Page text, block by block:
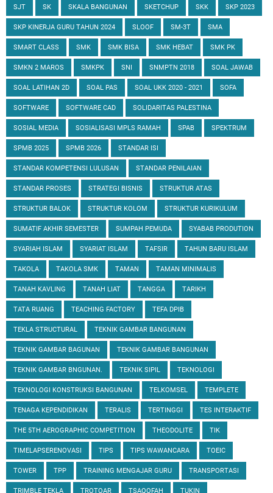
SJT SK SKALA BANGUNAN SKETCHUP SKK SKP 2023
SKP KINERJA GURU TAHUN 2024 SLOOF SM-3T SMA
SMART CLASS SMK SMK BISA SMK HEBAT SMK PK
SMKN 2 MAROS SMKPK SNI SNMPTN 2018 SOAL JAWAB
SOAL LATIHAN 2D SOAL PAS SOAL UKK 2020 - 2021 SOFA
SOFTWARE SOFTWARE CAD SOLIDARITAS PALESTINA
SOSIAL MEDIA SOSIALISASI MPLS RAMAH SPAB SPEKTRUM
SPMB 2025 SPMB 2026 STANDAR ISI
STANDAR KOMPETENSI LULUSAN STANDAR PENILAIAN
STANDAR PROSES STRATEGI BISNIS STRUKTUR ATAS
STRUKTUR BALOK STRUKTUR KOLOM STRUKTUR KURIKULUM
SUMATIF AKHIR SEMESTER SUMPAH PEMUDA SYABAB PRODUTION
SYARIAH ISLAM SYARIAT ISLAM TAFSIR TAHUN BARU ISLAM
TAKOLA TAKOLA SMK TAMAN TAMAN MINIMALIS
TANAH KAVLING TANAH LIAT TANGGA TARIKH
TATA RUANG TEACHING FACTORY TEFA DPIB
TEKLA STRUCTURAL TEKNIK GAMBAR BANGUNAN
TEKNIK GAMBAR BAGUNAN TEKNIK GAMBAR BANGUNAN
TEKNIK GAMBAR BNGUNAN. TEKNIK SIPIL TEKNOLOGI
TEKNOLOGI KONSTRUKSI BANGUNAN TELKOMSEL TEMPLETE
TENAGA KEPENDIDIKAN TERALIS TERTINGGI TES INTERAKTIF
THE 5TH AEROGRAPHIC COMPETITION THEODOLITE TIK
TIMELAPSERENOVASI TIPS TIPS WAWANCARA TOEIC
TOWER TPP TRAINING MENGAJAR GURU TRANSPORTASI
TRIMBLE TEKLA TROTOAR TSAQOFAH TUKIN